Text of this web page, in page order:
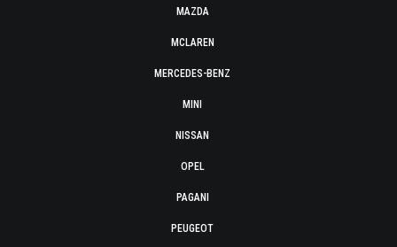
MAZDA
MCLAREN
MERCEDES-BENZ
MINI
NISSAN
OPEL
PAGANI
PEUGEOT